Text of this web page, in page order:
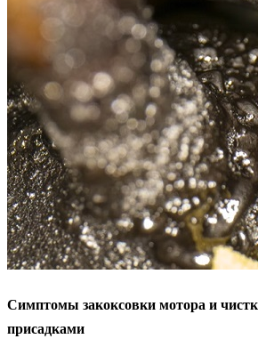
Симптомы закоксовки мотора и
присадками